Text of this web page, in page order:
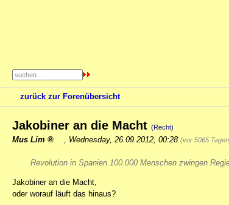
zurück zur Forenübersicht
Jakobiner an die Macht (Recht)
Mus Lim Wednesday, 26.09.2012, 00:28 (vor 5065
Revolution in Spanien 100.000 Menschen zwingen
Jakobiner an die Macht,
oder worauf läuft das hinaus?